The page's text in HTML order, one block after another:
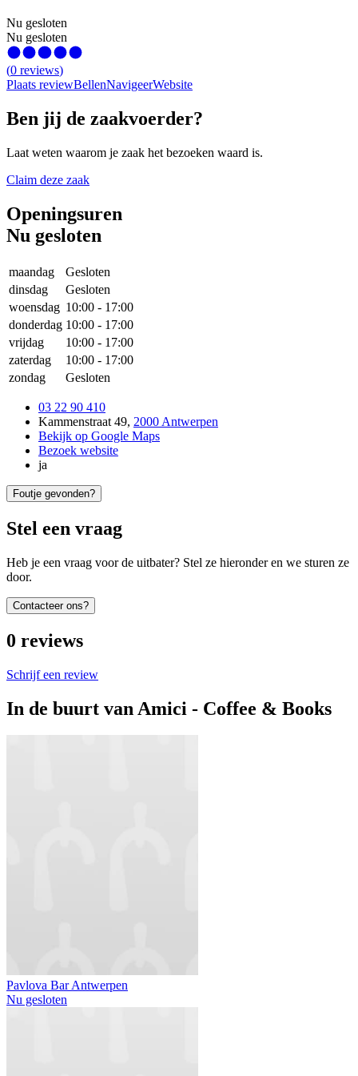
Nu gesloten
Nu gesloten
(0 reviews)
Plaats reviewBellenNavigeerWebsite
Ben jij de zaakvoerder?
Laat weten waarom je zaak het bezoeken waard is.
Claim deze zaak
Openingsuren
Nu gesloten
maandag
Gesloten
dinsdag
Gesloten
woensdag 10:00 - 17:00
donderdag 10:00 - 17:00
vrijdag
10:00 - 17:00
zaterdag
10:00 - 17:00
zondag
Gesloten
03 22 90 410
Kammenstraat 49, 2000 Antwerpen
Bekijk op Google Maps
Bezoek website
ja
Foutje gevonden?
Stel een vraag
Heb je een vraag voor de uitbater? Stel ze hieronder en we sturen ze
door.
Contacteer ons?
0 reviews
Schrijf een review
In de buurt van Amici - Coffee & Books
Pavlova Bar Antwerpen
Nu gesloten